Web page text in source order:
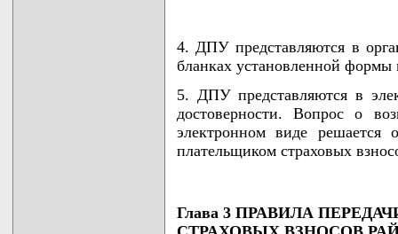
4. ДПУ представляются в
бланках установленной
5. ДПУ представляются в
достоверности. Вопрос о
электронном виде решается
плательщиком страховых
Глава 3 ПРАВИЛА